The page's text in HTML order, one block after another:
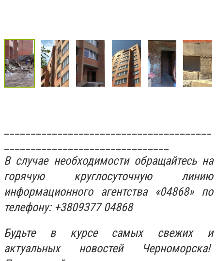
В случае необходимости обращайтесь на
горячую круглосуточную линию
информационного агентства «04868» по
телефону: +3809377 04868
Будьте в курсе самых свежих и
актуальных новостей Черноморска!